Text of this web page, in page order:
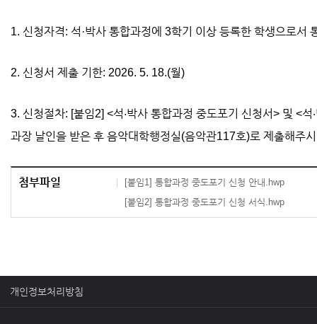
1. 신청자격: 석·박사 통합과정에 3학기 이상 등록한 학생으로
2. 신청서 제출 기한: 2026. 5. 18.(월)
3. 신청절차: [붙임2] <석·박사 통합과정 중도포기 신청서> 및 <
과장 날인을 받은 후 음악대학행정실(음악관117호)로 제출해주
첨부파일
[붙임1] 통합과정 중도포기 신청 안내.hwp
[붙임2] 통합과정 중도포기 신청 서식.hwp
개인정보처리방침